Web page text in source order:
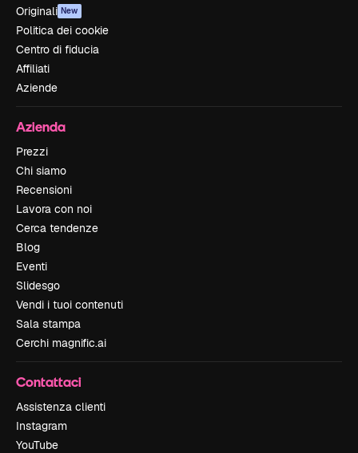
Originali New
Politica dei cookie
Centro di fiducia
Affiliati
Aziende
Azienda
Prezzi
Chi siamo
Recensioni
Lavora con noi
Cerca tendenze
Blog
Eventi
Slidesgo
Vendi i tuoi contenuti
Sala stampa
Cerchi magnific.ai
Contattaci
Assistenza clienti
Instagram
YouTube